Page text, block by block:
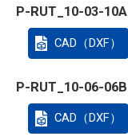
P-RUT_10-03-10A
CAD（DXF）
P-RUT_10-06-06B
CAD（DXF）